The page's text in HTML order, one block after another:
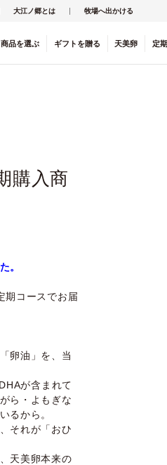
大江ノ郷とは 牧場へ出かける
商品を選ぶ ギフト を贈る 天美卵 定
購入商
。
期コースでお届
卵油」を、当
が含まれて
ら・よもぎな
るから。
それが「おひ
天美卵本来の